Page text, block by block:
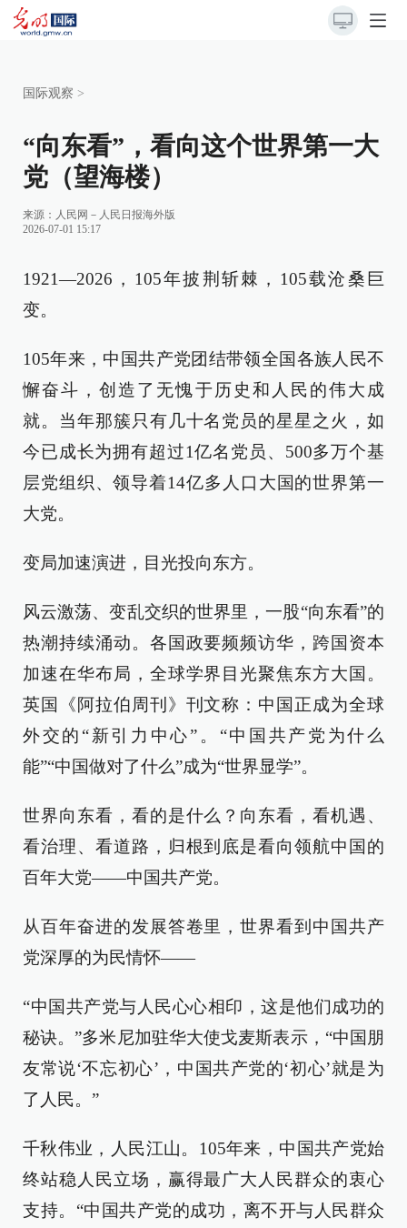
国际观察 >
“向东看”，看向这个世界第一大
党（望海楼）
来源： 人民网－人民日报海外版
2026-07-01 15:17
1921—2026，105年披荆斩棘，105载沧桑巨
变。
105年来，中国共产党团结带领全国各族人民不
懈奋斗，创造了无愧于历史和人民的伟大成
就。当年那簇只有几十名党员的星星之火，如
今已成长为拥有超过1亿名党员、500多万个基
层党组织、领导着14亿多人口大国的世界第一
大党。
变局加速演进，目光投向东方。
风云激荡、变乱交织的世界里，一股“向东看”的
热潮持续涌动。各国政要频频访华，跨国资本
加速在华布局，全球学界目光聚焦东方大国。
英国《阿拉伯周刊》刊文称：中国正成为全球
外交的“新引力中心”。“中国共产党为什么
能”“中国做对了什么”成为“世界显学”。
世界向东看，看的是什么？向东看，看机遇、
看治理、看道路，归根到底是看向领航中国的
百年大党——中国共产党。
从百年奋进的发展答卷里，世界看到中国共产
党深厚的为民情怀——
“中国共产党与人民心心相印，这是他们成功的
秘诀。”多米尼加驻华大使戈麦斯表示，“中国朋
友常说‘不忘初心’，中国共产党的‘初心’就是为
了人民。”
千秋伟业，人民江山。105年来，中国共产党始
终站稳人民立场，赢得最广大人民群众的衷心
支持。“中国共产党的成功，离不开与人民群众